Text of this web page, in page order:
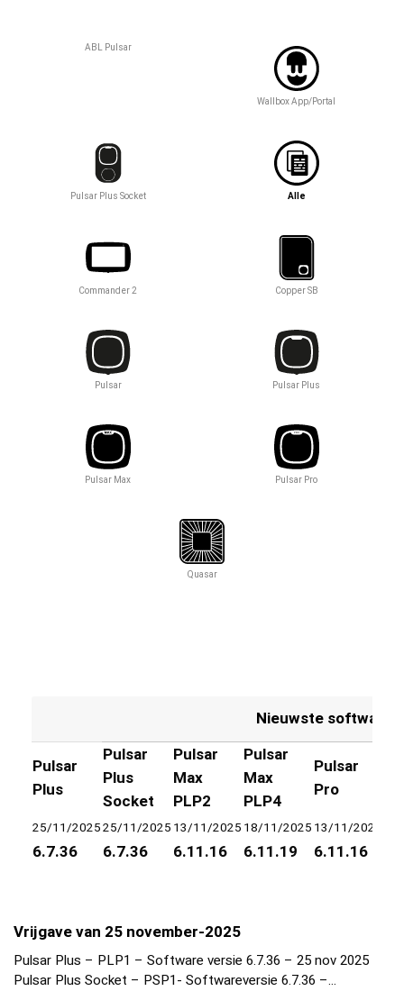
ABL Pulsar
Wallbox App/Portal
Pulsar Plus Socket Alle
Commander 2 Copper SB
Pulsar Pulsar Plus
Pulsar Max Pulsar Pro
Quasar
Nieuwste
Pulsar
Plus
Pulsar
Plus
Socket
Pulsar
Max
PLP2
Pulsar
Max
PLP4
Pulsar
Pro
25/11/202525/11/2025 13/11/2025 18/11/2025 13/11/2025
6.7.36 6.7.36 6.11.16 6.11.19 6.11.16
Vrijgave van 25 november-2025
Pulsar Plus – PLP1 – Software versie 6.7.36 – 25 nov 2025
Pulsar Plus Socket – PSP1- Softwareversie 6.7.36 –…